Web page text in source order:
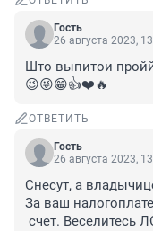
Гость
26 августа 2023,
Што выпитои
😉😜😁👍❤️🔥
ОТВЕТИТЬ
Гость
26 августа 2023,
Снесут, а
За ваш
счет. Веселитесь